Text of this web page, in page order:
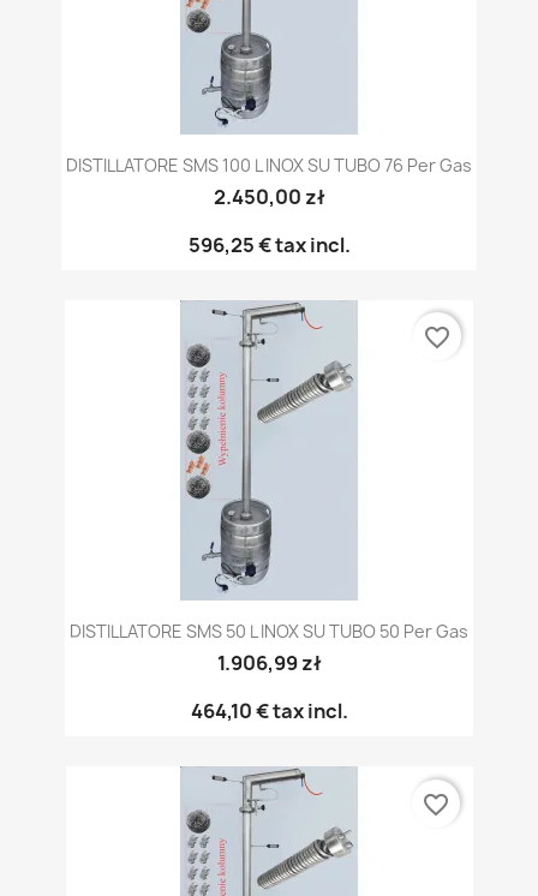
DISTILLATORE SMS 100 L INOX SU TUBO 76 Per Gas
2.450,00 zł
596,25 €tax incl.
DISTILLATORE SMS 50 L INOX SU TUBO 50 Per Gas
1.906,99 zł
464,10 €tax incl.
favorite_border
favorite_border